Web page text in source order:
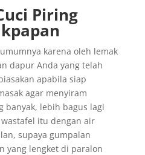
Piring
karena oleh lemak
dapur Anda yang telah
apabila siap
agar menyiram
banyak, lebih bagus lagi
itu dengan air
supaya gumpalan
yang lengket di paralon